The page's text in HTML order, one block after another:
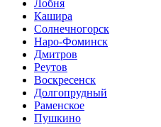
Лобня
Кашира
Солнечногорск
Наро-Фоминск
Дмитров
Реутов
Воскресенск
Долгопрудный
Раменское
Пушкино